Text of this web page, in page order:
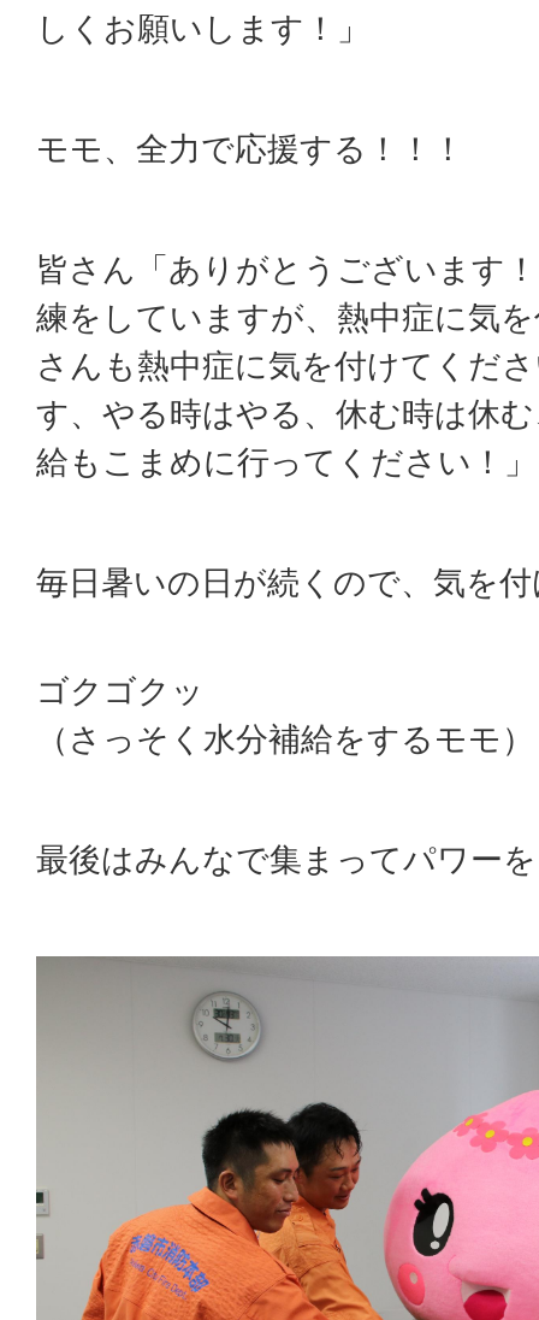
しくお願いします！」
モモ、全力で応援する！！！
皆さん「ありがとうございます
練をしていますが、熱中症に気
さんも熱中症に気を付けてくだ
す、やる時はやる、休む時は休
給もこまめに行ってください！」
毎日暑いの日が続くので、気を
ゴクゴクッ
（さっそく水分補給をするモモ）
最後はみんなで集まってパワー